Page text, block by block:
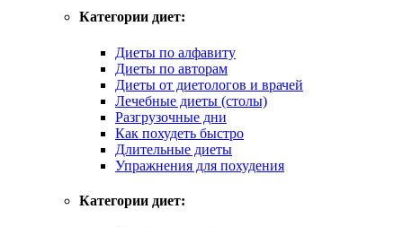
Категории диет:
Диеты по алфавиту
Диеты по авторам
Диеты от диетологов и врачей
Лечебные диеты (столы)
Разгрузочные дни
Как похудеть быстро
Длительные диеты
Упражнения для похудения
Категории диет: